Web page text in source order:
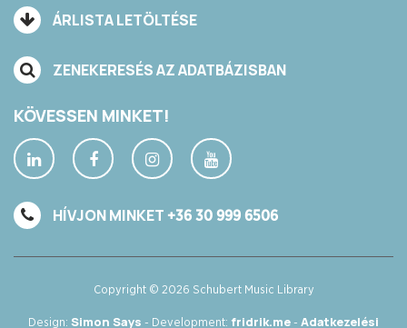
ÁRLISTA LETÖLTÉSE
ZENEKERESÉS AZ ADATBÁZISBAN
KÖVESSEN MINKET!
HÍVJON MINKET +36 30 999 6506
Copyright © 2026 Schubert Music Library
Design: Simon Says - Development: fridrik.me - Adatkezelési